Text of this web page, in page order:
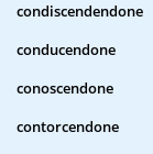
condiscendendone
conducendone
conoscendone
contorcendone